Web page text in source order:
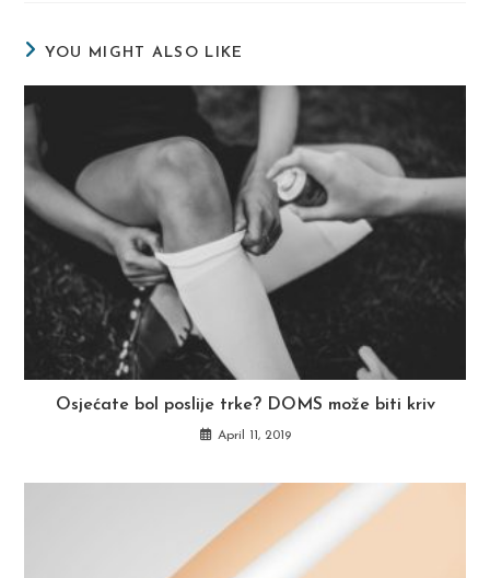
YOU MIGHT ALSO LIKE
Osjećate bol poslije trke? DOMS može biti kriv
April 11, 2019